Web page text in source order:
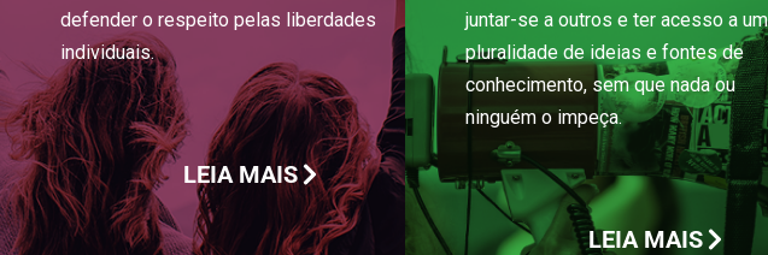
defender o respeito pelas liberdades
individuais.
LEIA MAIS
juntar-se a outros e ter acesso a
pluralidade de ideias e fontes de
conhecimento, sem que nada ou
ninguém o impeça.
LEIA MAIS